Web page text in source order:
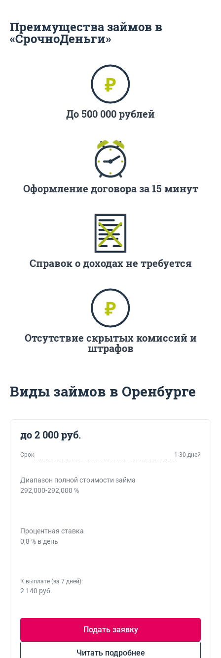
Преимущества займов в
«СрочноДеньги»
До 500 000 рублей
Оформление договора за 15 минут
Справок о доходах не требуется
Отсутствие скрытых комиссий и
штрафов
Виды займов в Оренбурге
до 2 000 руб.
Срок 1-30 дней
Диапазон полной стоимости займа
292,000-292,000 %
Процентная ставка
0,8 % в день
К выплате (за 7 дней):
2 140 руб.
Подать заявку
Читать подробнее